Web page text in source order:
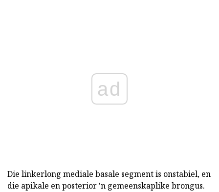
ad
Die linkerlong mediale basale segment is onstabiel, en
die apikale en posterior 'n gemeenskaplike brongus.